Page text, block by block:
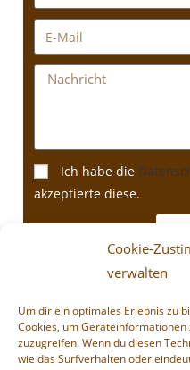
Cookie-
verwalten
Um dir ein optimales Erlebnis zu
Cookies, um
zuzugreifen. Wenn du diesen
wie das Surfverhalten oder
Ich habe die
akzeptierte diese.
Die Hundeschule